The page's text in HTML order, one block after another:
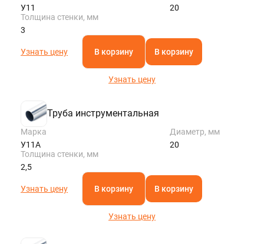
У11
20
Толщина стенки, мм
3
Узнать цену В корзину В корзину
Узнать цену
Труба инструментальная
Марка
У11А
Диаметр, мм
20
Толщина стенки, мм
2,5
Узнать цену В корзину В корзину
Узнать цену